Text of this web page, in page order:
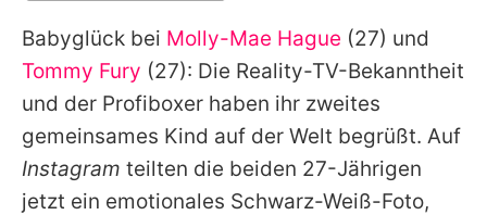
Alle Themen auf Promiflash
Jobs
App runterladen
Team
Babyglück bei Molly-Mae Hague (27) und
Tommy Fury (27): Die Reality-TV-Bekanntheit
und der Profiboxer haben ihr zweites
gemeinsames Kind auf der Welt begrüßt. Auf
Instagram teilten die beiden 27-Jährigen
jetzt ein emotionales Schwarz-Weiß-Foto,